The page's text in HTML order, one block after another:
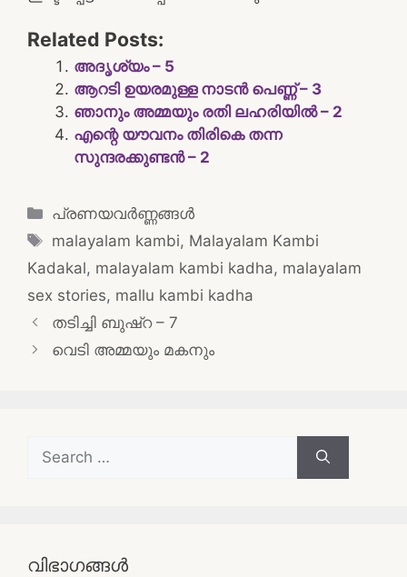
Related Posts:
അദൃശ്യം – 5
ആറടി ഉയരമുള്ള നാടൻ പെണ്ണ് – 3
ഞാനും അമ്മയും രതി ലഹരിയിൽ – 2
എന്റെ യൗവനം തിരികെ തന്ന
സുന്ദരക്കുണ്ടൻ – 2
Categories
പ്രണയവർണ്ണങ്ങൾ
Tags
malayalam kambi, Malayalam Kambi
Kadakal, malayalam kambi kadha, malayalam
sex stories, mallu kambi kadha
Post
navigation
തടിച്ചി ബുഷ്‌റ – 7
വെടി അമ്മയും മകനും
Search
for:
വിഭാഗങ്ങൾ